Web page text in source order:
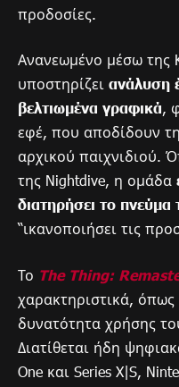
προδοσίες.
Ανανεωμένο μέσω της
υποστηρίζει ανάλυση
βελτιωμένα γραφικά,
εφέ, που αποδίδουν
αρχικού παιχνιδιού.
της Nightdive, η ομάδα
διατηρήσει το πνεύμα
“ικανοποιήσει τις
Το The Thing:
χαρακτηριστικά, όπως
δυνατότητα χρήσης
Διατίθεται ήδη
One και Series X|S,